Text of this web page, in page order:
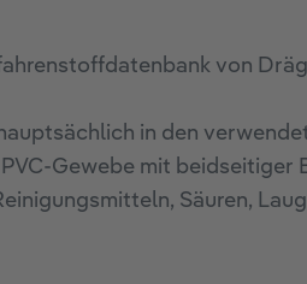
von
in den
Gewebe mit beidseitiger
Säuren,